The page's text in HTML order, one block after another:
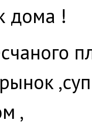
дома !
,